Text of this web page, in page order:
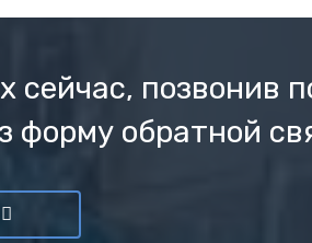
сейчас, позвонив
форму обратной